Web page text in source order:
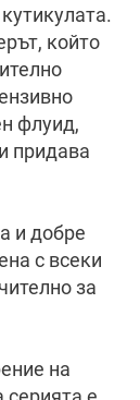
който
флуид,
придава
и добре
с всеки
за
на